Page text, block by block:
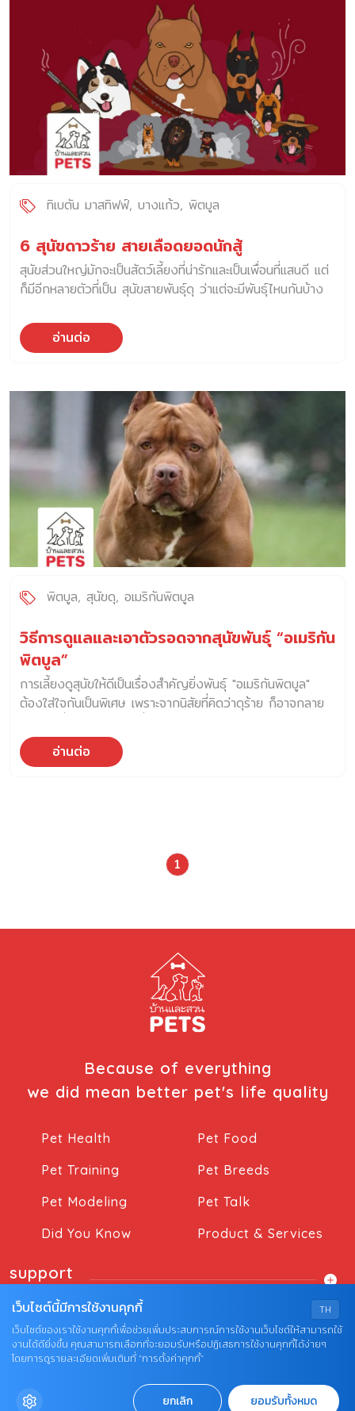
พันธุ์นี้ได้รับการฝึกฝน เพื่อใช้ในการล่อกระทิง และการต่อสู้อื่น ๆ
อย่าง ความสามารถในการสะกดรอย การแข่งขันเรื่องของ
ความเร็ว (Agility) การไล่ล่า และการลากน้ำหนัก จนขึ้นชื่อว่า
เป็นสุนัข “Fighting dog” จากนั้นในปี 1980 ในสื่อภาพยนต์
รูปภาพเริ่มมีการใช้ภาพของสุนัขสายพันธุ์นี้มากขึ้น ทำให้ได้รับ
ความนิยมมากขึ้นเรื่อยมา ปัจจุบันสุนัขสายพันธุ์ อเมริกันพิทบูลเท
อเรีย เริ่มมีความคุ้นชินกับมนุษย์มากขึ้น รักความสงบมากขึ้น รัก
ธรรมชาติ มีลักษณะที่แตกต่างจากบรรพบุรุษมากขึ้น และเป็น
สุนัขสายพันธุ์ที่มีความใกล้ชิดกับสุนัขสายพันธุ์ Staffordshire
จาก United Kennel Club (UKC) อีกด้วย ลักษณะทาง
ทิเบตัน มาสทิฟฟ์ บางแก้ว พิตบูล
6 สุนัขดาวร้าย สายเลือดยอดนักสู้
สุนัขส่วนใหญ่มักจะเป็นสัตว์เลี้ยงที่น่ารักและเป็นเพื่อนที่แสนดี แต่
ก็มีอีกหลายตัวที่เป็น สุนัขสายพันธุ์ดุ ว่าแต่จะมีพันธุ์ไหนกันบ้าง
อ่านต่อ
พิตบูล สุนัขดุ อเมริกันพิตบูล
วิธีการดูแลและเอาตัวรอดจากสุนัขพันธุ์ “อเมริกัน
พิตบูล”
การเลี้ยงดูสุนัขให้ดีเป็นเรื่องสำคัญยิ่งพันธุ์ "อเมริกันพิตบูล"
ต้องใส่ใจกันเป็นพิเศษ เพราะจากนิสัยที่คิดว่าดุร้าย ก็อาจกลาย
อ่านต่อ
1
Because of everything
we did mean better pet's life quality
Pet Health
Pet Food
Pet Training
Pet Breeds
Pet Modeling
Pet Talk
Did You Know
Product & Services
support
© COPYRIGHT 2026 AME IMAGINATIVE COMPANY
LIMITED.
TH
เว็บไซต์นี้มีการใช้งานคุกกี้
เว็บไซต์ของเราใช้งานคุกกี้เพื่อช่วยเพิ่มประสบการณ์การใช้งานเว็บไซต์ให้สามารถใช้
งานได้ดียิ่งขึ้น คุณสามารถเลือกที่จะยอมรับหรือปฏิเสธการใช้งานคุกกี้ได้ง่ายๆ
โดยการดูรายละเอียดเพิ่มเติมที่ “การตั้งค่าคุกกี้”
ยกเลิก ยอมรับทั้งหมด